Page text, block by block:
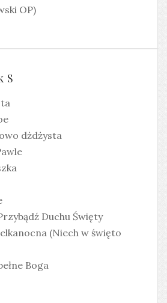
OP)
S
ta
dżdżysta
Duchu Święty
(Niech w święto
Boga